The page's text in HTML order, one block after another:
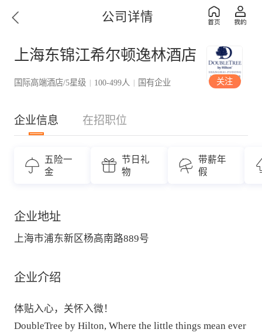
公司详情
上海东锦江希尔顿逸林酒店
国际高端酒店/5星级 | 100-499人 | 国有企业 关注
企业信息 在招职位
五险一
金
节日礼
物
带薪年
假
企业地址
上海市浦东新区杨高南路889号
企业介绍
体贴入心，关怀入微！
DoubleTree by Hilton, Where the little things mean ever